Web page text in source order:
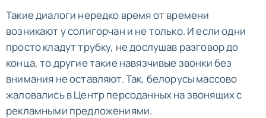
Такие диалоги нередко время от времени
возникают у солигорчан и не только. И если одни
просто кладут трубку, не дослушав разговор до
конца, то другие такие навязчивые звонки без
внимания не оставляют. Так, белорусы массово
жаловались в Центр персоданных на звонящих с
рекламными предложениями.